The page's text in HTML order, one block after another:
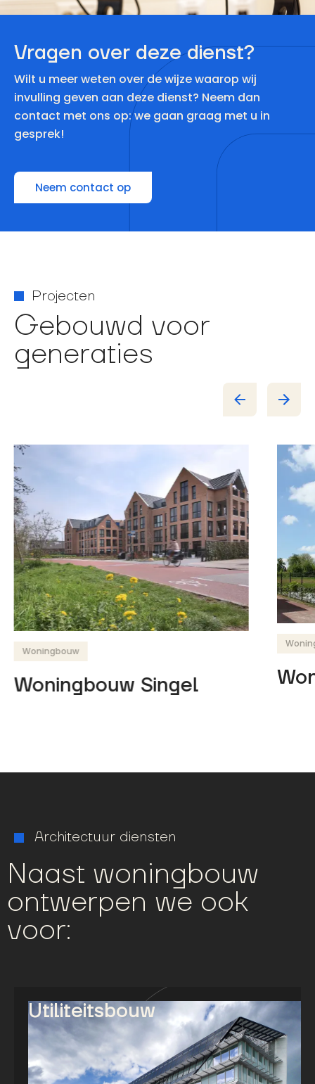
Vragen over deze dienst?
Wilt u meer weten over de wijze waarop wij
invulling geven aan deze dienst? Neem dan
contact met ons op: we gaan graag met u in
gesprek!
Neem contact op
Projecten
Gebouwd voor
generaties
Woningbouw
Woningbouw Singel
Architectuur diensten
Naast woningbouw
ontwerpen we ook
voor:
Utiliteitsbouw